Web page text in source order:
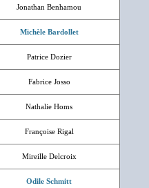
Jonathan Benhamou
Michèle Bardollet
Patrice Dozier
Fabrice Josso
Nathalie Homs
Françoise Rigal
Mireille Delcroix
Odile Schmitt